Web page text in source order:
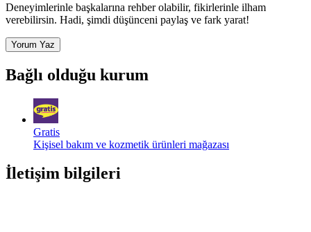
Deneyimlerinle başkalarına rehber olabilir, fikirlerinle ilham
verebilirsin. Hadi, şimdi düşünceni paylaş ve fark yarat!
Yorum Yaz
Bağlı olduğu kurum
Gratis
Kişisel bakım ve kozmetik ürünleri mağazası
İletişim bilgileri